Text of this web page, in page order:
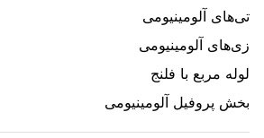
تی‌های آلومینیومی
زی‌های آلومینیومی
لوله مربع با فلنج
بخش پروفیل آلومینیومی